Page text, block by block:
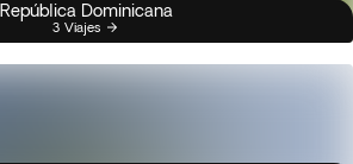
República Dominicana
3 Viajes